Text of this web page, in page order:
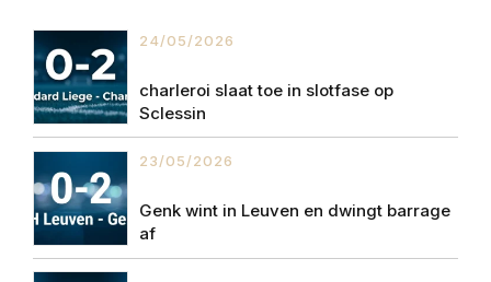
24/05/2026
charleroi slaat toe in slotfase op
Sclessin
23/05/2026
Genk wint in Leuven en dwingt barrage
af